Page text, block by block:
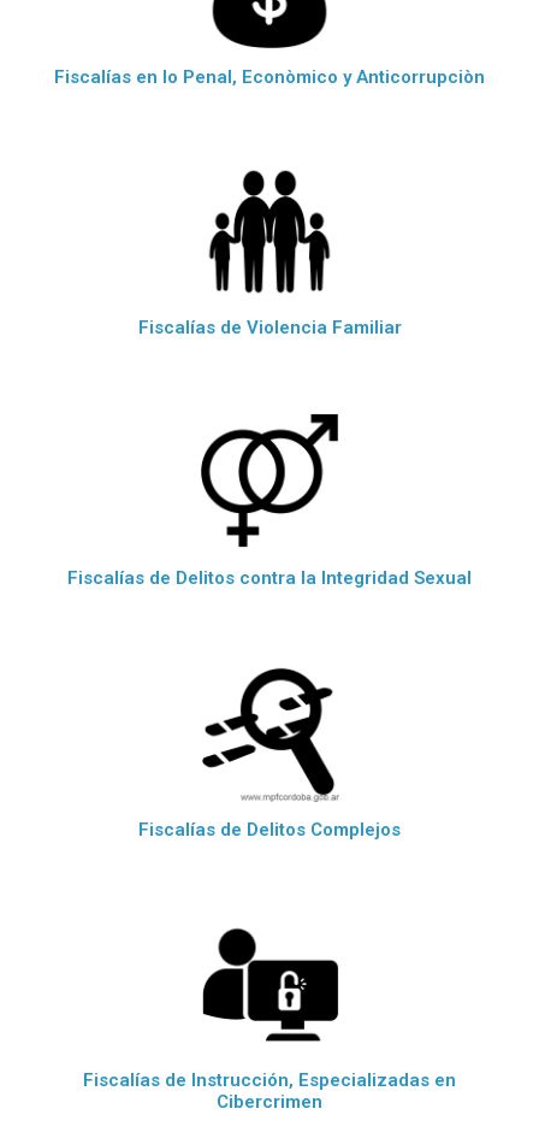
Fiscalías en lo Penal, Econòmico y Anticorrupciòn
Fiscalías de Violencia Familiar
Fiscalías de Delitos contra la Integridad Sexual
Fiscalías de Delitos Complejos
Fiscalías de Instrucción, Especializadas en
Cibercrimen